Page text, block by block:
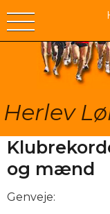
Herlev
og mænd
Genveje: